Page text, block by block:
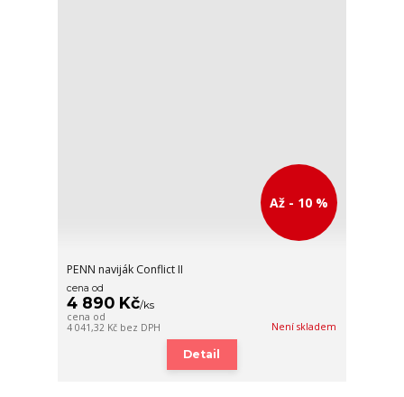
Až - 10 %
PENN naviják Conflict II
cena od
4 890 Kč/ks
cena od
4 041,32 Kč bez DPH Není skladem
Detail